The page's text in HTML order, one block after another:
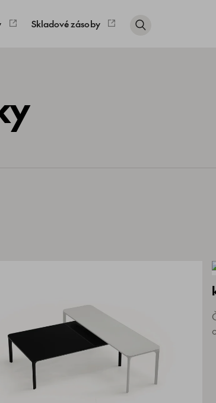
Skladové zásoby